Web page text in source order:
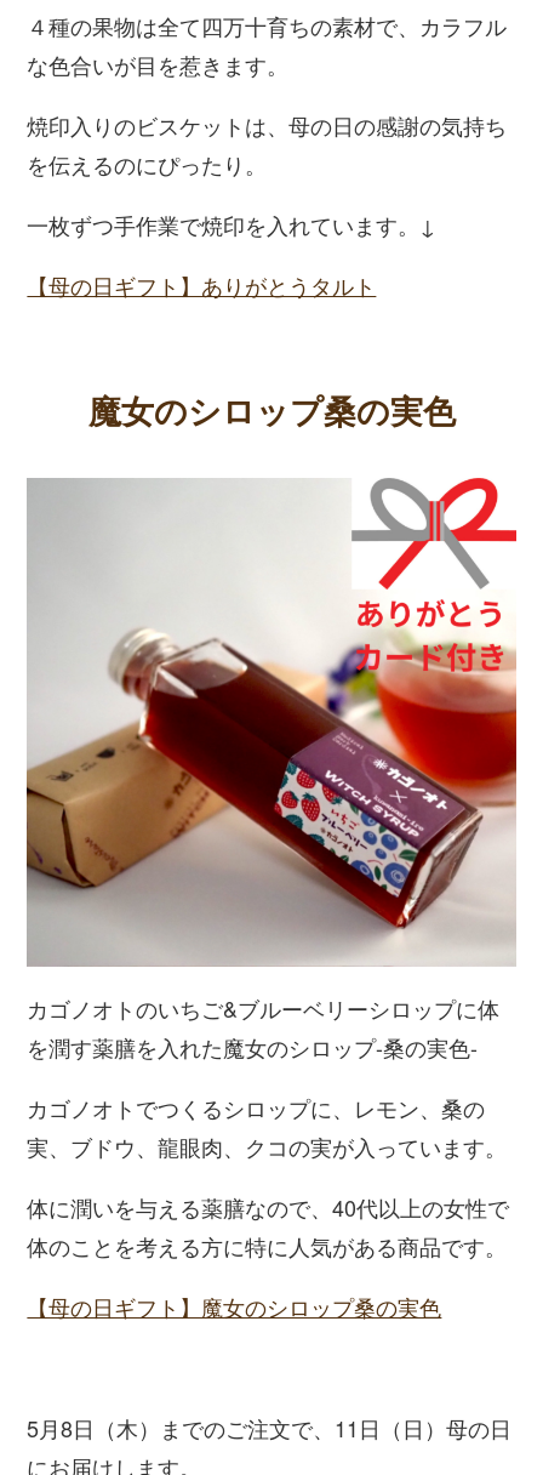
４種の果物は全て四万十育ちの素材で、カラフル
な色合いが目を惹きます。
焼印入りのビスケットは、母の日の感謝の気持ち
を伝えるのにぴったり。
一枚ずつ手作業で焼印を入れています。↓
【母の日ギフト】ありがとうタルト
魔女のシロップ桑の実色
カゴノオトのいちご&ブルーベリーシロップに体
を潤す薬膳を入れた魔女のシロップ-桑の実色-
カゴノオトでつくるシロップに、レモン、桑の
実、ブドウ、龍眼肉、クコの実が入っています。
体に潤いを与える薬膳なので、40代以上の女性で
体のことを考える方に特に人気がある商品です。
【母の日ギフト】魔女のシロップ桑の実色
5月8日（木）までのご注文で、11日（日）母の日
にお届けします。